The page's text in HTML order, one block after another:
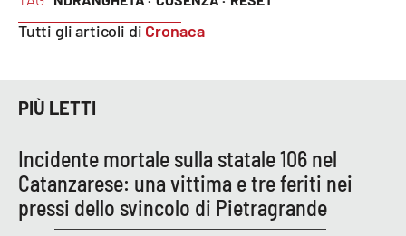
LaC TV
LaC OnAir
Tutti gli articoli di Cronaca
PIÙ LETTI
Incidente mortale sulla statale 106 nel
Catanzarese: una vittima e tre feriti nei
pressi dello svincolo di Pietragrande